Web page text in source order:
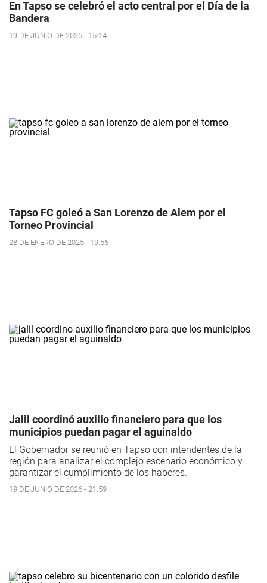
En Tapso se celebró el acto central por el Día de la
Bandera
19 DE JUNIO DE 2025 - 15:14
Tapso FC goleó a San Lorenzo de Alem por el
Torneo Provincial
28 DE ENERO DE 2025 - 19:56
Jalil coordinó auxilio financiero para que los
municipios puedan pagar el aguinaldo
El Gobernador se reunió en Tapso con intendentes de la
región para analizar el complejo escenario económico y
garantizar el cumplimiento de los haberes.
19 DE JUNIO DE 2026 - 21:59